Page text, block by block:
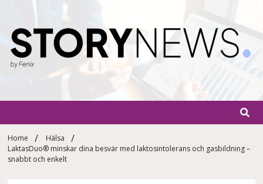
Home
Hälsa
LaktasDuo® minskar dina besvär med laktosintolerans och gasbildning –
snabbt och enkelt